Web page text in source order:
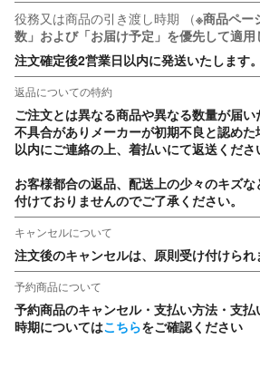
役務又は商品の引き渡し時期
（※商品ペー
数」および「お届け予定」を優先して適用
注文確定後2営業日以内に発送いたします。
返品についての特約
ご注文とは異なる商品や異なる数量が届
不具合がありメーカーが初期不良と認め
以内にご連絡の上、着払いにて返送くださ
お客様都合の返品、配送上の少々のキズ
付けておりませんのでご了承ください。
キャンセルについて
注文後のキャンセルは、原則受け付けられ
予約商品について
予約商品のキャンセル・支払い方法・支
時期についてはこちらをご確認ください